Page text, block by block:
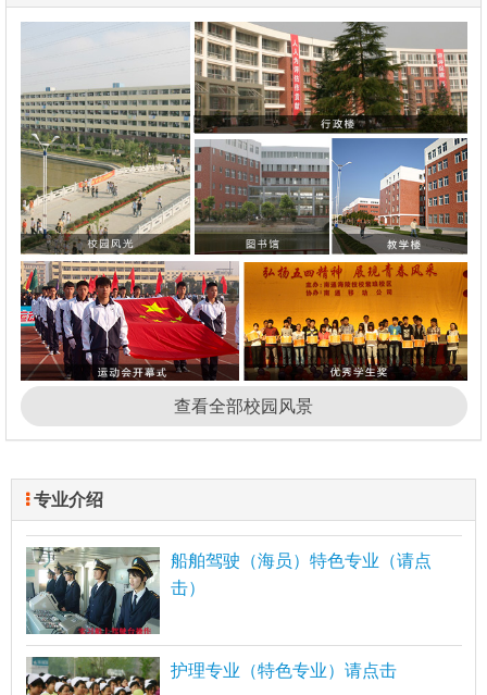
查看全部校园风景
专业介绍
船舶驾驶（海员）特色专业（请点
击）
护理专业（特色专业）请点击